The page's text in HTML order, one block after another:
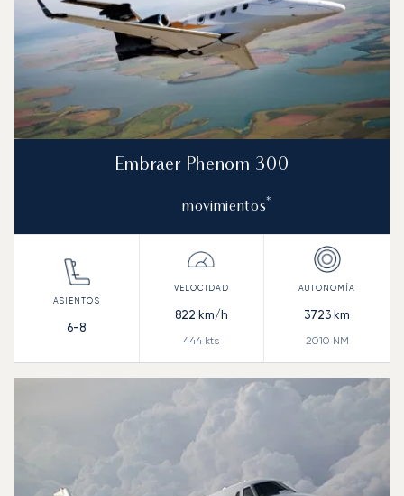
Embraer Phenom 300
movimientos*
6-8
822 km/h
444 kts
3723 km
2010 NM